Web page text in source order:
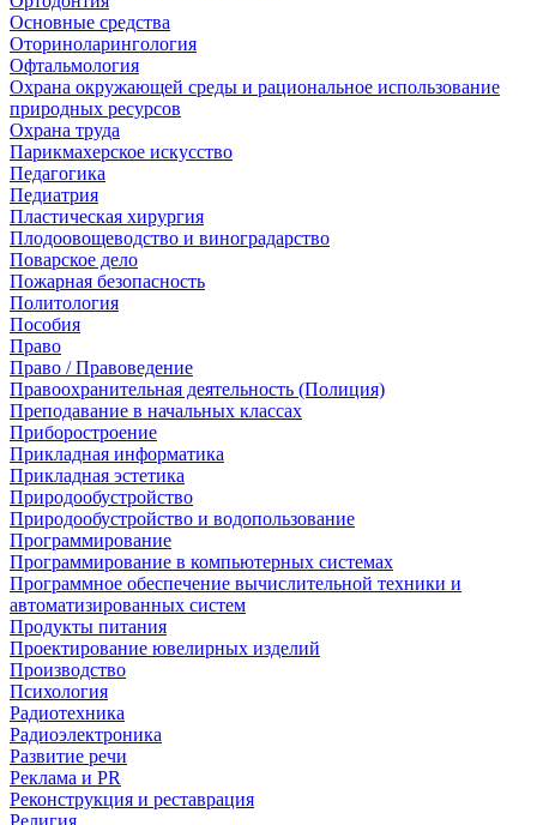
Основные средства
Оториноларингология
Офтальмология
Охрана окружающей среды и рациональное использование
природных ресурсов
Охрана труда
Парикмахерское искусство
Педагогика
Педиатрия
Пластическая хирургия
Плодоовощеводство и виноградарство
Поварское дело
Пожарная безопасность
Политология
Пособия
Право
Право / Правоведение
Правоохранительная деятельность (Полиция)
Преподавание в начальных классах
Приборостроение
Прикладная информатика
Прикладная эстетика
Природообустройство
Природообустройство и водопользование
Программирование
Программирование в компьютерных системах
Программное обеспечение вычислительной техники и
автоматизированных систем
Продукты питания
Проектирование ювелирных изделий
Производство
Психология
Радиотехника
Радиоэлектроника
Развитие речи
Реклама и PR
Реконструкция и реставрация
Религия